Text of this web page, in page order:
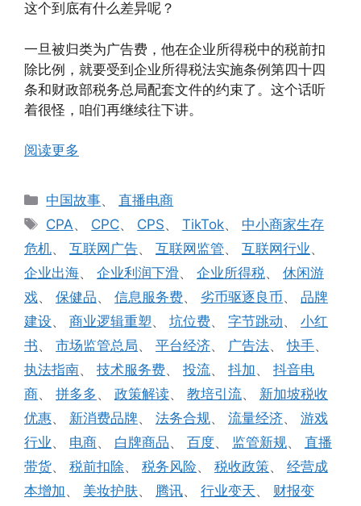
这个到底有什么差异呢？
一旦被归类为广告费，他在企业所得税中的税前扣
除比例，就要受到企业所得税法实施条例第四十四
条和财政部税务总局配套文件的约束了。这个话听
着很怪，咱们再继续往下讲。
阅读更多
分
类
中国故事、 直播电商
标
签
CPA、 CPC、 CPS、TikTok、 中小商家生存
危机、 互联网广告、 互联网监管、 互联网行业、
企业出海、 企业利润下滑、 企业所得税、 休闲游
戏、 保健品、 信息服务费、 劣币驱逐良币、 品牌
建设、 商业逻辑重塑、 坑位费、 字节跳动、 小红
书、 市场监管总局、 平台经济、 广告法、快手、
执法指南、 技术服务费、 投流、 抖加、 抖音电
商、 拼多多 、 政策解读、 教培引流、 新加坡税收
优惠、 新消费品牌、 法务合规、 流量经济、 游戏
行业、 电商、 白牌商品、 百度、 监管新规、 直播
带货、 税前扣除、 税务风险、 税收政策、 经营成
本增加、 美妆护肤、 腾讯、 行业变天、 财报变